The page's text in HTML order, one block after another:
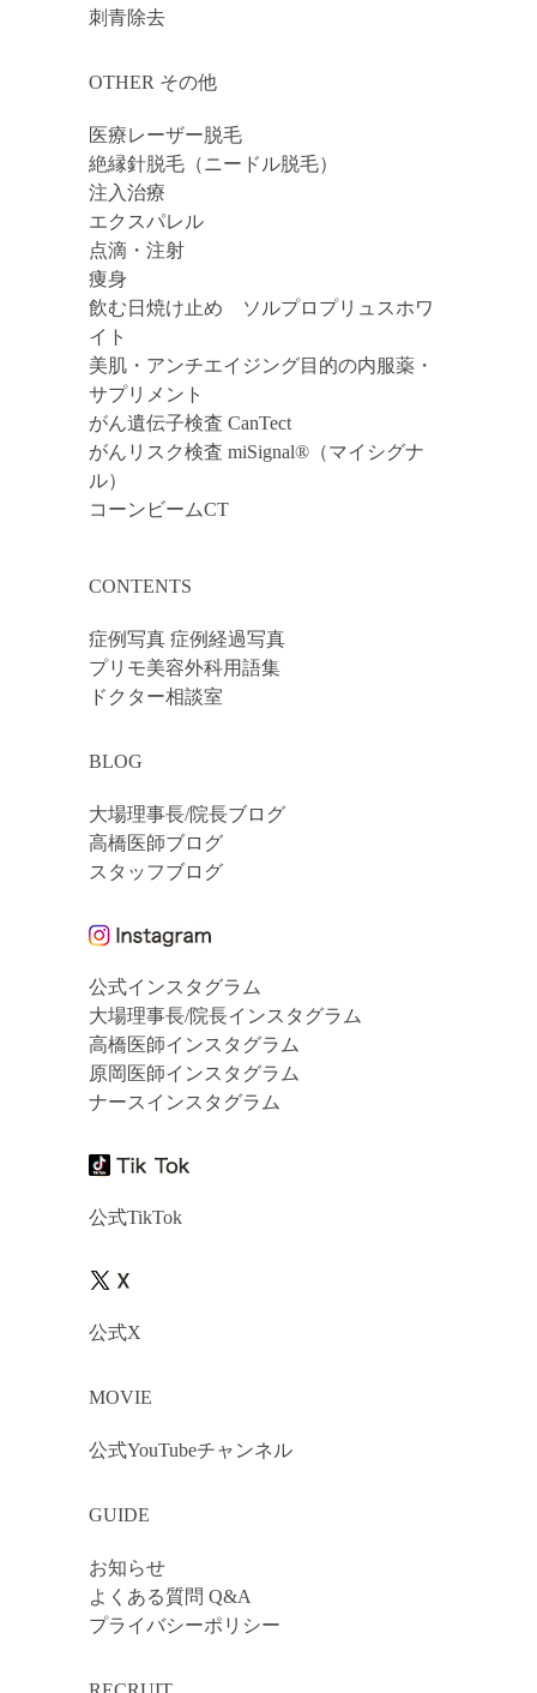
刺青除去
OTHER その他
医療レーザー脱毛
絶縁針脱毛（ニードル脱毛）
注入治療
エクスパレル
点滴・注射
痩身
飲む日焼け止め ソルプロプリュスホワ
イト
美肌・アンチエイジング目的の内服薬・
サプリメント
がん遺伝子検査 CanTect
がんリスク検査 miSignal®（マイシグナ
ル）
コーンビームCT
CONTENTS
症例写真 症例経過写真
プリモ美容外科用語集
ドクター相談室
BLOG
大場理事長/院長ブログ
高橋医師ブログ
スタッフブログ
公式インスタグラム
大場理事長/院長インスタグラム
高橋医師インスタグラム
原岡医師インスタグラム
ナースインスタグラム
公式TikTok
公式X
MOVIE
公式YouTubeチャンネル
GUIDE
お知らせ
よくある質問 Q&A
プライバシーポリシー